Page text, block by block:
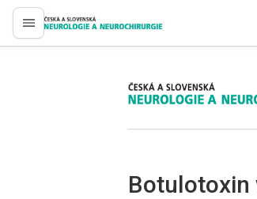
proLékaře.cz
proLékaře.cz
Botulotoxin